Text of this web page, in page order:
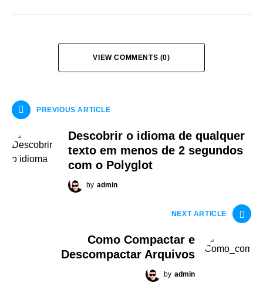
VIEW COMMENTS (0)
PREVIOUS ARTICLE
Descobrir o idioma de qualquer
texto em menos de 2 segundos
com o Polyglot
by admin
NEXT ARTICLE
Como Compactar e
Descompactar Arquivos
by admin